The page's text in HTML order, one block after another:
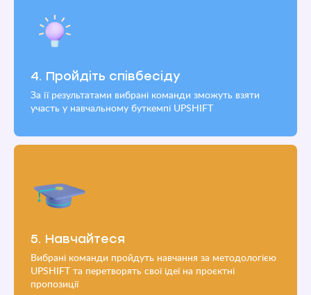
4. Пройдіть співбесіду
За її результатами вибрані команди зможуть взяти
участь у навчальному буткемпі UPSHIFT
5. Навчайтеся
Вибрані команди пройдуть навчання за методологією
UPSHIFT та перетворять свої ідеї на проєктні
пропозиції